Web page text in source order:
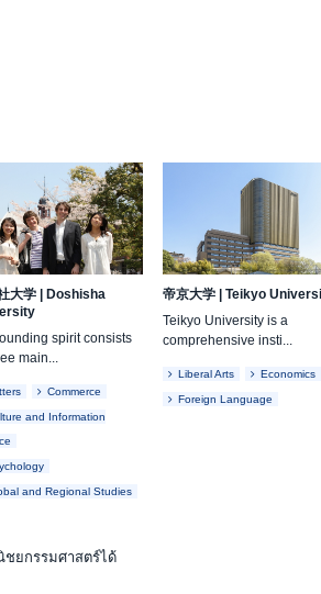
大学|
Doshisha
spirit consists
main...
Commerce
and Information
and Regional Studies
帝京大学 |Teikyo
Teikyo University is a
comprehensive insti...
Liberal Arts Economics
Foreign Language
ชยกรรมศาสตร์ได้